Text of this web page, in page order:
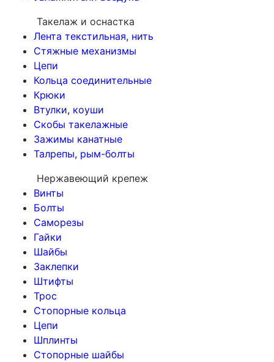
Такелаж и оснастка
Лента текстильная, нить
Стяжные механизмы
Цепи
Кольца соединительные
Крюки
Втулки, коуши
Скобы такелажные
Зажимы канатные
Талрепы, рым-болты
Нержавеющий крепеж
Винты
Болты
Саморезы
Гайки
Шайбы
Заклепки
Штифты
Трос
Стопорные кольца
Цепи
Шплинты
Стопорные шайбы